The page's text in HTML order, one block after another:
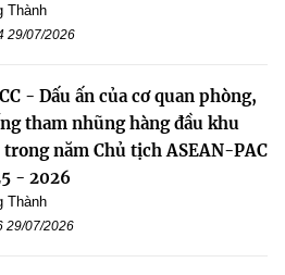
Thành
29/07/2026
- Dấu ấn của cơ quan phòng,
tham nhũng hàng đầu khu
trong năm Chủ tịch ASEAN-PAC
- 2026
Thành
29/07/2026